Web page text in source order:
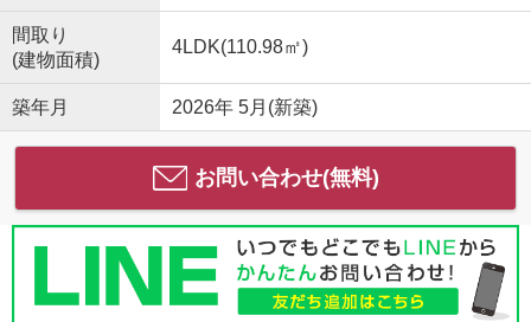
間取り
(建物面積)
4LDK(110.98㎡)
築年月 2026年 5月(新築)
お問い合わせ(無料)